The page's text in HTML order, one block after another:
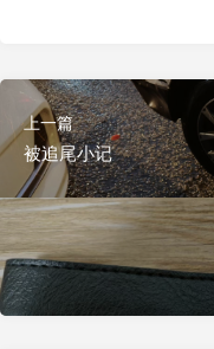
上一篇
被追尾小记